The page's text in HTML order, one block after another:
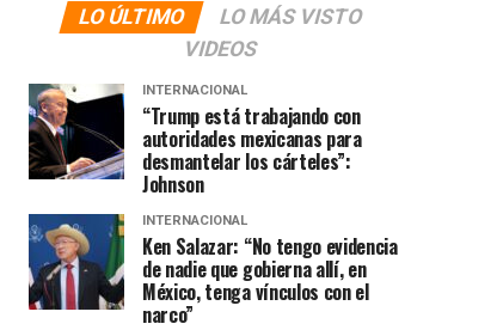
LO ÚLTIMO
LO MÁS VISTO
VIDEOS
INTERNACIONAL
“Trump está trabajando con
autoridades mexicanas para
desmantelar los cárteles”:
Johnson
INTERNACIONAL
Ken Salazar: “No tengo evidencia
de nadie que gobierna allí, en
México, tenga vínculos con el
narco”